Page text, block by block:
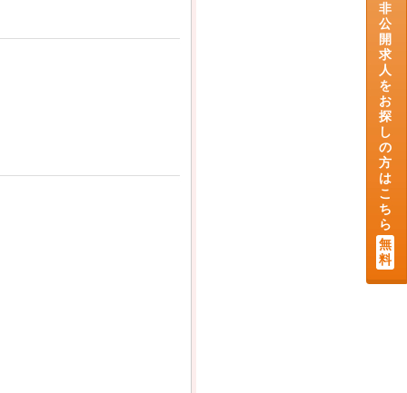
非
公
開
求
人
を
お
探
し
の
方
は
こ
ち
ら
無
料